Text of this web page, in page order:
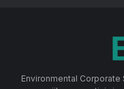
Environmental